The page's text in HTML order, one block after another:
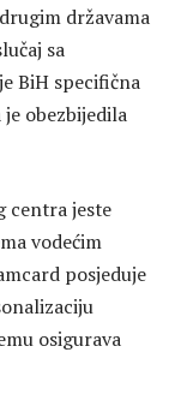
državama
sa
BiH specifična
obezbijedila
centra jeste
vodećim
posjeduje
osigurava